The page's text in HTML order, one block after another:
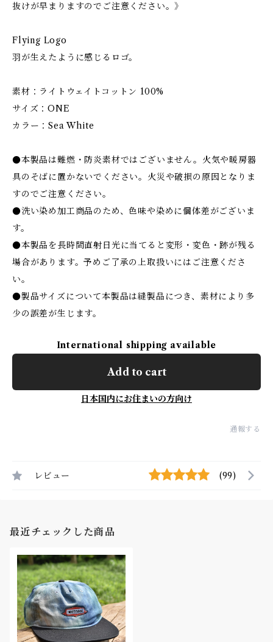
抜けが早まりますのでご注意ください。》
Flying Logo
羽が生えたように感じるロゴ。
素材：ライトウェイトコットン 100%
サイズ：ONE
カラー：Sea White
●本製品は難燃・防炎素材ではございません。火気や暖房器
具のそばに置かないでください。火災や破損の原因となりま
すのでご注意ください。
●洗い染め加工商品のため、色味や染めに個体差がございま
す。
●本製品を長時間直射日光に当てると変形・変色・跡が残る
場合があります。予めご了承の上取扱いにはご注意くださ
い。
●製品サイズについて本製品は縫製品につき、素材により多
少の誤差が生じます。
International shipping available
Add to cart
日本国内にお住まいの方向け
通報する
レビュー (99)
最近チェックした商品